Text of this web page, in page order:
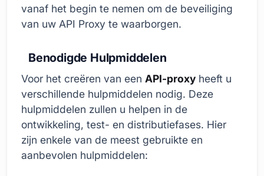
vanaf het begin te nemen om de beveiliging
van uw API Proxy te waarborgen.
Benodigde Hulpmiddelen
Voor het creëren van een API-proxy heeft u
verschillende hulpmiddelen nodig. Deze
hulpmiddelen zullen u helpen in de
ontwikkeling, test- en distributiefases. Hier
zijn enkele van de meest gebruikte en
aanbevolen hulpmiddelen: